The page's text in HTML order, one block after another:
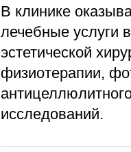
В клинике
лечебные услуги
эстетической
физиотерапии,
исследований.